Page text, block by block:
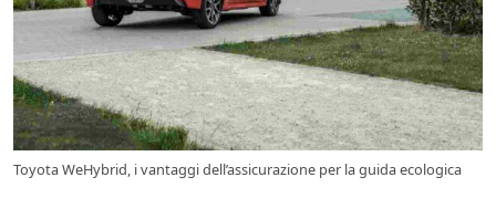
Toyota WeHybrid, i vantaggi dell’assicurazione per la guida ecologica